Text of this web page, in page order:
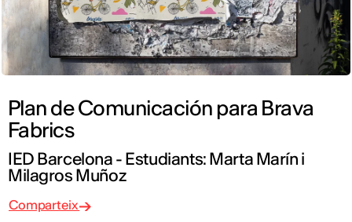
Plan de Comunicación para Brava
Fabrics
IED Barcelona - Estudiants: Marta Marín i
Milagros Muñoz
Comparteix